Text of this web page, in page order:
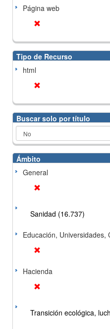
Página web
Tipo de Recurso
html
Buscar solo por título
Ámbito
General
Sanidad (16.737)
Educación, Universidades,
Hacienda
Transición ecológica,